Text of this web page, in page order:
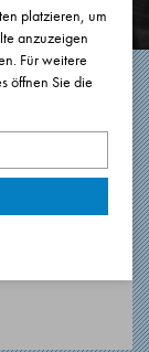
platzieren, um
anzuzeigen
Für weitere
öffnen Sie die